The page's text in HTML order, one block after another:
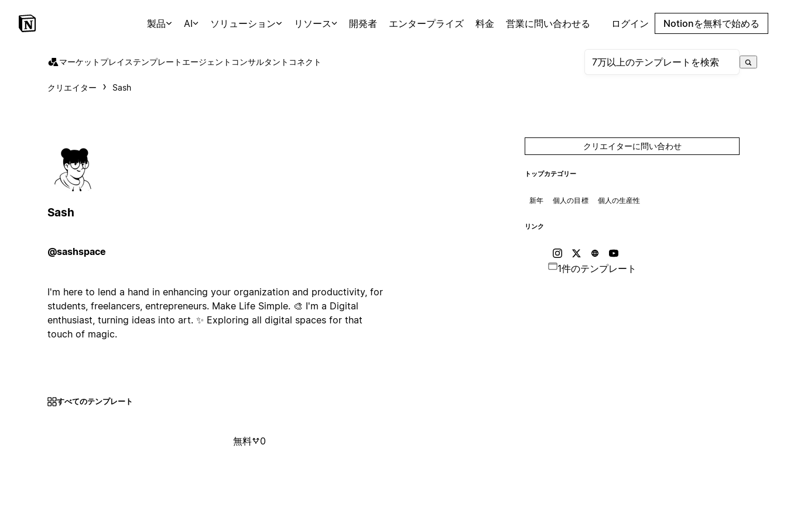
製品 AI ソリューション リソース 開発者 エンタープライズ 料金 営業に問い合わせる ログイン Notionを無料で始める
マーケットプレイステンプレート エージェント コンサルタント コネクト
クリエイター Sash
Sash
@sashspace
I'm here to lend a hand in enhancing your organization and productivity, for
students, freelancers, entrepreneurs. Make Life Simple. 🎨 I'm a Digital
enthusiast, turning ideas into art. ✨ Exploring all digital spaces for that
touch of magic.
クリエイターに問い合わせ
トップカテゴリー
新年 個人の目標 個人の生産性
リンク
1件のテンプレート
すべてのテンプレート
無料 0